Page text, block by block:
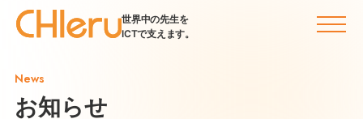
世界中の先生を
ICTで支えます。
News
お知らせ